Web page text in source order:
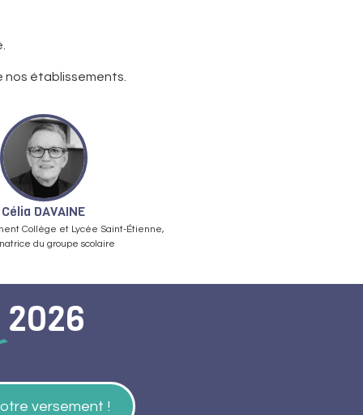
établissements.
Célia DAVAINE
Collège et Lycée Saint-Étienne,
du groupe scolaire
2026
versement !